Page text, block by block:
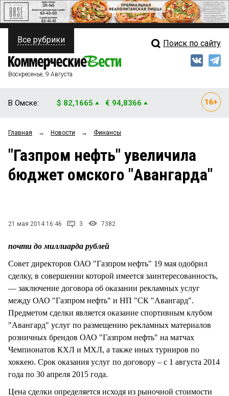
ПОЛИТИКА
ФИНАНСЫ
ОБЩЕСТВО
ЗАКОН
НОВОСТИ КОМПАНИЙ
Свежий выпуск
Рейтинги
Блоги
Все рубрики Поиск по сайту
Воскресенье, 9 Августа
В Омске: $ 82,1665 € 94,8366
Главная → Новости → Финансы
"Газпром нефть" увеличила
бюджет омского "Авангарда"
21 мая 2014 16:46 3 7382
почти до миллиарда рублей
Совет директоров ОАО "Газпром нефть" 19 мая одобрил
сделку, в совершении которой имеется заинтересованность,
— заключение договора об оказании рекламных услуг
между ОАО "Газпром нефть" и НП "СК "Авангард".
Предметом сделки является оказание спортивным клубом
"Авангард" услуг по размещению рекламных материалов
розничных брендов ОАО "Газпром нефть" на матчах
Чемпионатов КХЛ и МХЛ, а также иных турниров по
хоккею. Срок оказания услуг по договору – с 1 августа 2014
года по 30 апреля 2015 года.
Цена сделки определяется исходя из рыночной стоимости